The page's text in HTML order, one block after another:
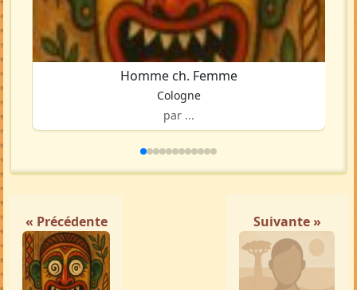
Homme ch. Femme
Cologne
par ...
« Précédente Suivante »